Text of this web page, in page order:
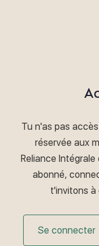
Tu n'as pas
réservée aux
Reliance
abonné,
t'invitons à
Se connecter